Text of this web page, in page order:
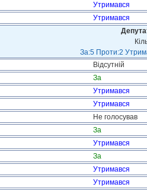
Утримався
Утримався
За:5 Проти:2
Відсутній
За
Утримався
Утримався
Не голосував
За
Утримався
За
Утримався
Утримався